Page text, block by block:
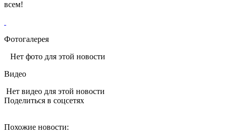
всем!
Фотогалерея
Нет фото для этой новости
Видео
Нет видео для этой новости
Поделиться в соцсетях
Похожие новости: